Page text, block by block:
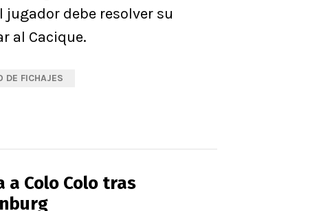
jugador debe resolver su
al Cacique.
DE FICHAJES
a Colo Colo tras